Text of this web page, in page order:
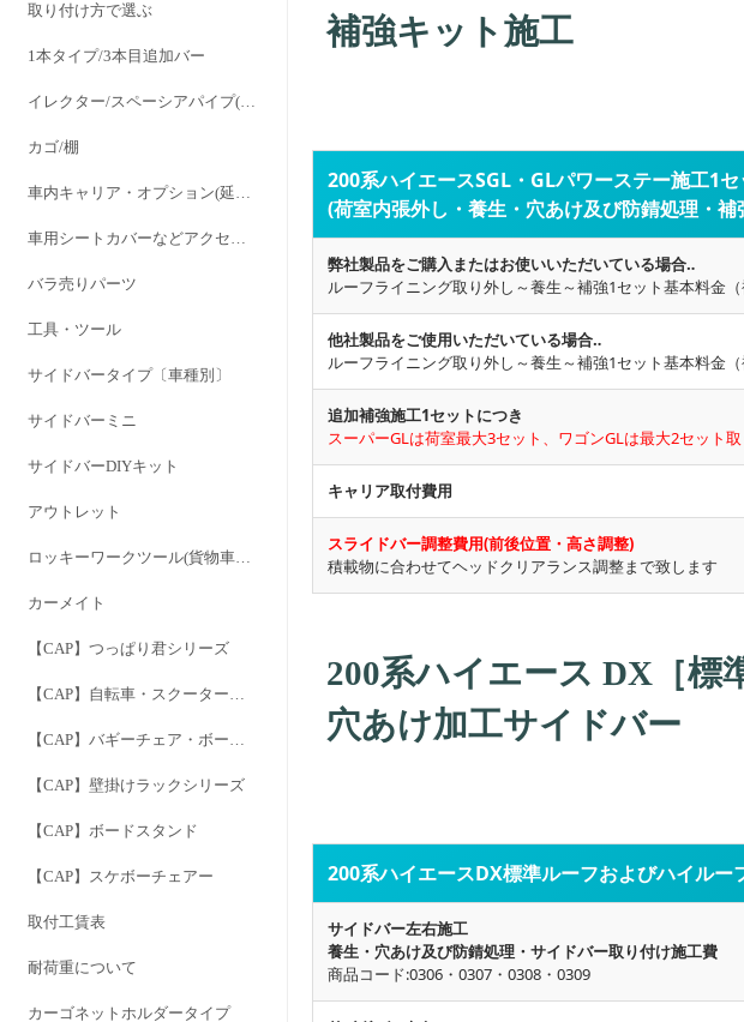
取り付け方で選ぶ
1本タイプ/3本目追加バー
イレクター/スペーシアパイプ(28Φ)対応タイプ
カゴ/棚
車内キャリア・オプション(延長ステー/バンドキット/パッド)
車用シートカバーなどアクセサリー
バラ売りパーツ
工具・ツール
サイドバータイプ〔車種別〕
サイドバーミニ
サイドバーDIYキット
アウトレット
ロッキーワークツール(貨物車専用設計) RWシリーズ
カーメイト
【CAP】つっぱり君シリーズ
【CAP】自転車・スクーター用キャリア
【CAP】バギーチェア・ボードドーリー
【CAP】壁掛けラックシリーズ
【CAP】ボードスタンド
【CAP】スケボーチェアー
取付工賃表
耐荷重について
カーゴネットホルダータイプ
補強キット施工
200系ハイエースSGL・GLパワーステー施工1セ
(荷室内張外し・養生・穴あけ及び防錆処理・
弊社製品をご購入またはお使いいただいている場合‥
ルーフライニング取り外し～養生～補強1セット基本料金（
他社製品をご使用いただいている場合‥
ルーフライニング取り外し～養生～補強1セット基本料金（
追加補強施工1セットにつき
スーパーGLは荷室最大3セット、ワゴンGLは最大2セット
キャリア取付費用
スライドバー調整費用(前後位置・高さ調整)
積載物に合わせてヘッドクリアランス調整まで致します
200系ハイエース DX［標
穴あけ加工サイドバー
200系ハイエースDX標準ルーフおよびハイルー
サイドバー左右施工
養生・穴あけ及び防錆処理・サイドバー取り付け施工費
商品コード:0306・0307・0308・0309